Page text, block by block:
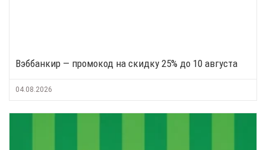
Вэббанкир — промокод на скидку 25% до 10 августа
04.08.2026